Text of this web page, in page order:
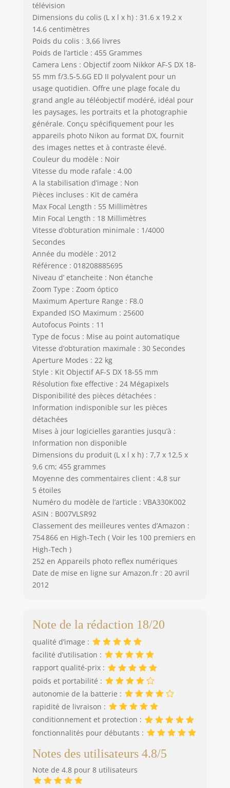
télévision
Dimensions du colis (L x l x h) : 31.6 x 19.2 x
14.6 centimètres
Poids du colis : 3,66 livres
Poids de l’article : 455 Grammes
Camera Lens : Objectif zoom Nikkor AF-S DX 18-
55 mm f/3.5-5.6G ED II polyvalent pour un
usage quotidien. Offre une plage focale du
grand angle au téléobjectif modéré, idéal pour
les paysages, les portraits et la photographie
générale. Conçu spécifiquement pour les
appareils photo Nikon au format DX, fournit
des images nettes et à contraste élevé.
Couleur du modèle : Noir
Vitesse du mode rafale : 4.00
A la stabilisation d’image : Non
Pièces incluses : Kit de caméra
Max Focal Length : 55 Millimètres
Min Focal Length : 18 Millimètres
Vitesse d’obturation minimale : 1/4000
Secondes
Année du modèle : 2012
Référence : 018208885695
Niveau d’ etancheite : Non étanche
Zoom Type : Zoom óptico
Maximum Aperture Range : F8.0
Expanded ISO Maximum : 25600
Autofocus Points : 11
Type de focus : Mise au point automatique
Vitesse d’obturation maximale : 30 Secondes
Aperture Modes : 22 kg
Style : Kit Objectif AF-S DX 18-55 mm
Résolution fixe effective : 24 Mégapixels
Disponibilité des pièces détachées :
Information indisponible sur les pièces
détachées
Mises à jour logicielles garanties jusqu’à :
Information non disponible
Dimensions du produit (L x l x h) : 7,7 x 12,5 x
9,6 cm; 455 grammes
Moyenne des commentaires client : 4,8 sur
5 étoiles
Numéro du modèle de l’article : VBA330K002
ASIN : B007VLSR92
Classement des meilleures ventes d’Amazon :
754 866 en High-Tech ( Voir les 100 premiers en
High-Tech )
252 en Appareils photo reflex numériques
Date de mise en ligne sur Amazon.fr : 20 avril
2012
Note de la rédaction 18/20
qualité d’image :
facilité d’utilisation :
rapport qualité-prix :
poids et portabilité :
autonomie de la batterie :
rapidité de livraison :
conditionnement et protection :
fonctionnalités pour débutants :
Notes des utilisateurs 4.8/5
Note de 4.8 pour 8 utilisateurs